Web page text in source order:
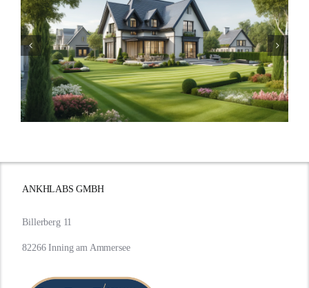
Bauzinsen im Sturm: Die
aktuelle Entwicklung
beleuchtet.
ANKHLABS GMBH
Billerberg 11
82266 Inning am Ammersee